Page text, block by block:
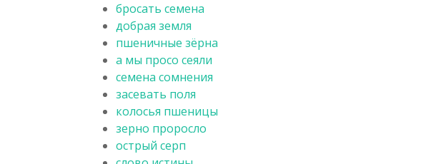
бросать семена
добрая земля
пшеничные зёрна
а мы просо сеяли
семена сомнения
засевать поля
колосья пшеницы
зерно проросло
острый серп